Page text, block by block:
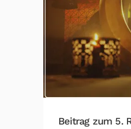
Beitrag zum 5.